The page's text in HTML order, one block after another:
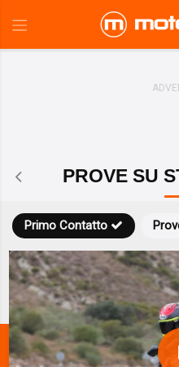
PROVE SU
Primo Contatto